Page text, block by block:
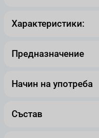
Характеристики:
Предназначение
Начин на употреба
Състав